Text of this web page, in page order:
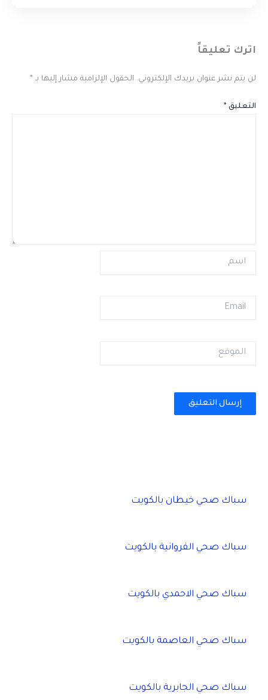
اترك تعليقاً
لن يتم نشر عنوان بريدك الإلكتروني. الحقول الإلزامية مشار إليها بـ *
التعليق *
اسم
Email
الموقع
سباك صحي خيطان بالكويت
سباك صحي الفروانية بالكويت
سباك صحي الاحمدي بالكويت
سباك صحي العاصمة بالكويت
سباك صحي الجابرية بالكويت